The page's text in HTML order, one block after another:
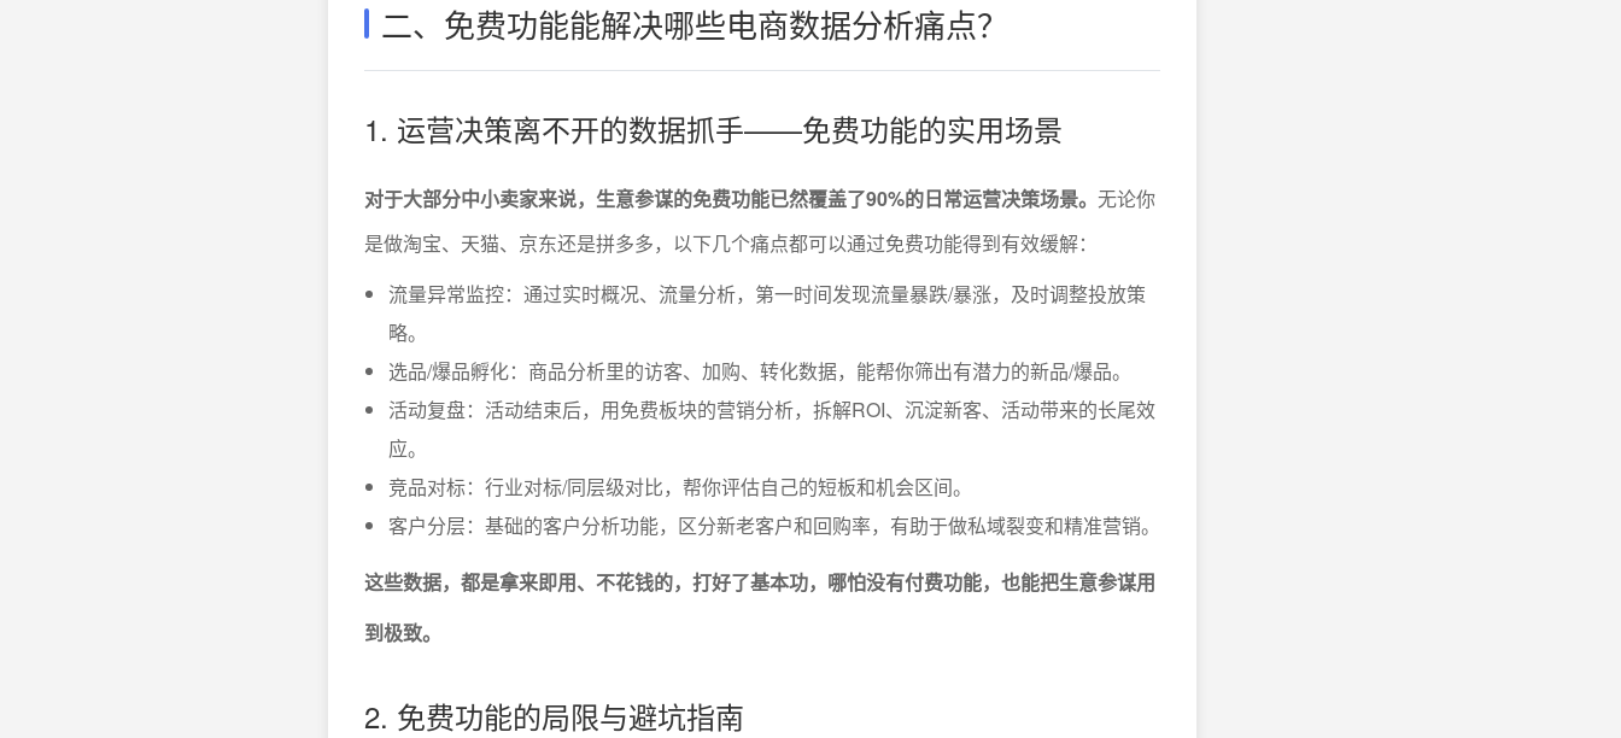
二、免费功能能解决哪些电商数据分析痛点？
1. 运营决策离不开的数据抓手——免费功能的实用场景
对于大部分中小卖家来说，生意参谋的免费功能已然覆盖了90%的日常运营决策场景。 无论你
是做淘宝、天猫、京东还是拼多多，以下几个痛点都可以通过免费功能得到有效缓解：
流量异常监控：通过实时概况、流量分析，第一时间发现流量暴跌/暴涨，及时调整投放策
略。
选品/爆品孵化：商品分析里的访客、加购、转化数据，能帮你筛出有潜力的新品/爆品。
活动复盘：活动结束后，用免费板块的营销分析，拆解ROI、沉淀新客、活动带来的长尾效
应。
竞品对标：行业对标/同层级对比，帮你评估自己的短板和机会区间。
客户分层：基础的客户分析功能，区分新老客户和回购率，有助于做私域裂变和精准营销。
这些数据，都是拿来即用、不花钱的，打好了基本功，哪怕没有付费功能，也能把生意参谋用
到极致。
2. 免费功能的局限与避坑指南